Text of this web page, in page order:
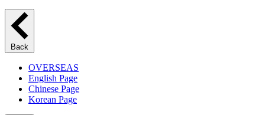
Back
OVERSEAS
English Page
Chinese Page
Korean Page